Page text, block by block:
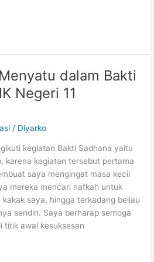
dalam Bakti
Negeri 11
/ Diyarko
kegiatan Bakti Sadhana yaitu
karena kegiatan tersebut pertama
saya mengingat masa kecil
mereka mencari nafkah untuk
saya, hingga terkadang beliau
sendiri. Saya berharap semoga
titik awal kesuksesan